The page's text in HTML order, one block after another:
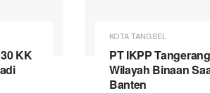
KK
KOTA TANGSEL
PT IKPP
Wilayah Binaan
Banten